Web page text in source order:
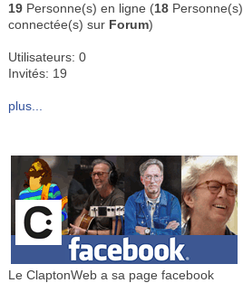
19 Personne(s) en ligne (18 Personne(s)
connectée(s) sur Forum)
Utilisateurs: 0
Invités: 19
plus...
Le ClaptonWeb a sa page facebook